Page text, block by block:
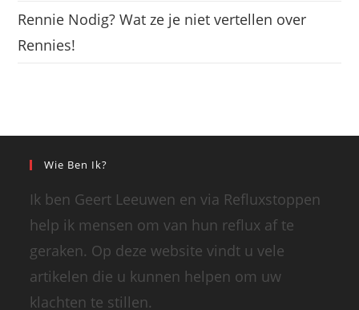
Rennie Nodig? Wat ze je niet vertellen over
Rennies!
Wie Ben Ik?
Ik ben Geert Leeuwen en via Refluxstoppen
help ik mensen om van hun reflux af te
geraken. Op deze website vindt u vele
artikelen die u kunnen helpen om uw
klachten te stillen.